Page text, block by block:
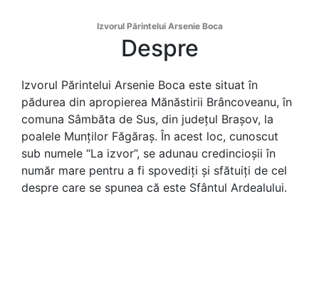
Despre
Izvorul Părintelui Arsenie Boca
Izvorul Părintelui Arsenie Boca este situat în
pădurea din apropierea Mănăstirii Brâncoveanu, în
comuna Sâmbăta de Sus, din județul Brașov, la
poalele Munților Făgăraș. În acest loc, cunoscut
sub numele “La izvor”, se adunau credincioșii în
număr mare pentru a fi spovediți și sfătuiți de cel
despre care se spunea că este Sfântul Ardealului.